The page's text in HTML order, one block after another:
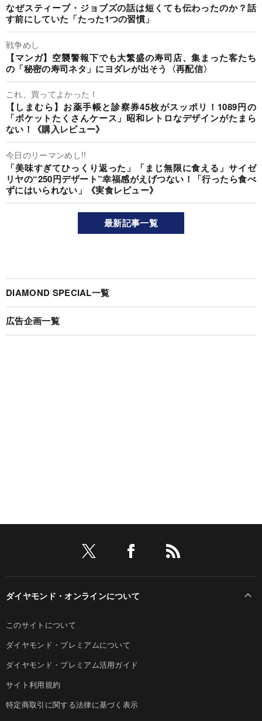
なぜスティーブ・ジョブズの話は短くても伝わったのか？話
す前にしていた「たった1つの習慣」
戦争めし
【マンガ】空襲警報下でも大繁盛の寿司店、集まった客たち
の「秘密の寿司ネタ」にヨダレが出そう〈再配信〉
これ、買ってよかった！
【しまむら】お薬手帳と診察券45枚がスッポリ！1089円の
「ポケットたくさんケース」昭和レトロなデザインがたまら
ない！《購入レビュー》
今日のリーマンめし!!
「美味すぎてひっくり返った」「まじ無限に食える」サイゼ
リヤの“250円デザート”幸福感がえげつない！「行ったら食べ
ずにはいられない」《実食レビュー》
最新記事一覧
DIAMOND SPECIAL一覧
広告企画一覧
ダイヤモンド・オンラインについて
このサイトについて
ダイヤモンド・プレミアムについて
ダイヤモンド・プレミアム活用ガイド
サイト利用規約
特定商取引に関する法律に基づく表示